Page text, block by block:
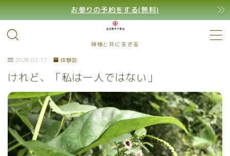
お参りの予約をする(無料)
神様と共に生きる
MENU
2026.02.17 体験談
けれど、「私は一人ではない」